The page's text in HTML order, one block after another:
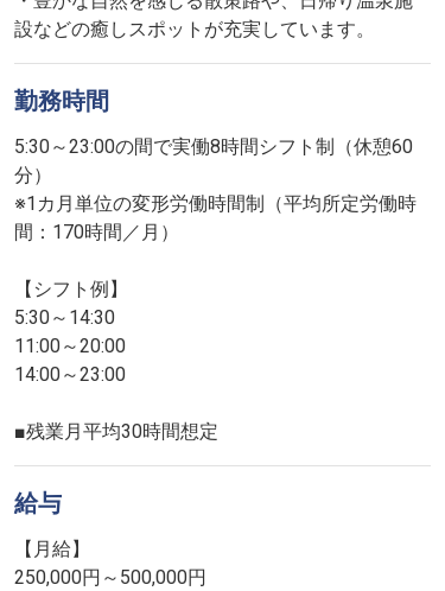
設などの癒しスポットが充実しています。
勤務時間
5:30～23:00の間で実働8時間シフト制（休憩60
分）
※1カ月単位の変形労働時間制（平均所定労働時
間：170時間／月）
【シフト例】
5:30～14:30
11:00～20:00
14:00～23:00
■残業月平均30時間想定
給与
【月給】
250,000円～500,000円